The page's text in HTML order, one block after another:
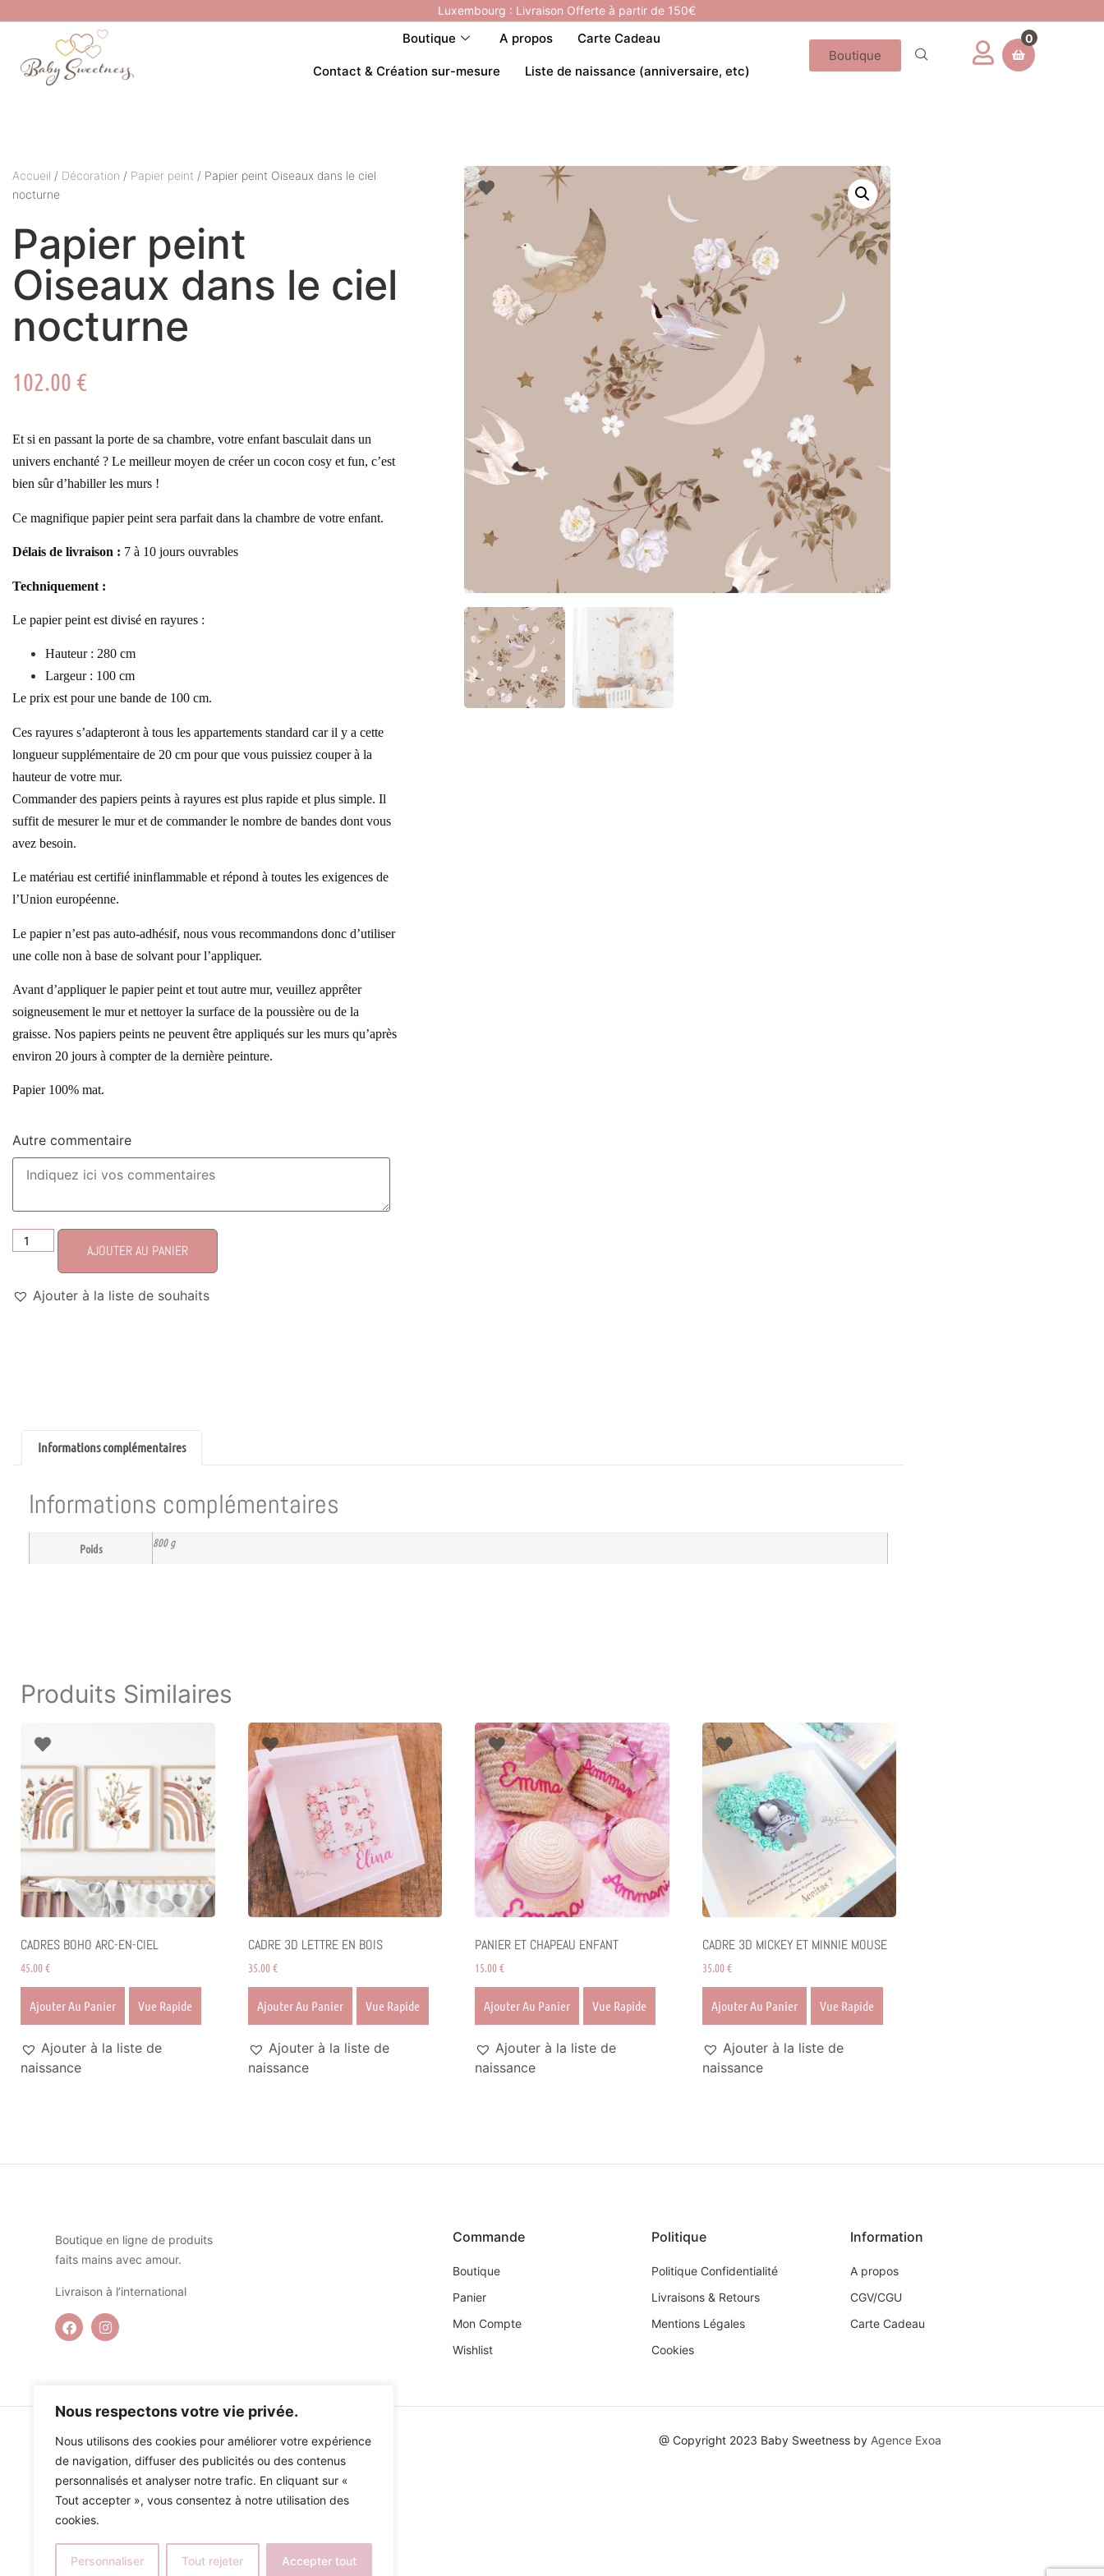
Nous respectons votre vie privée.
Nous utilisons des cookies pour améliorer votre expérience
de navigation, diffuser des publicités ou des contenus
personnalisés et analyser notre trafic. En cliquant sur «
Tout accepter », vous consentez à notre utilisation des
cookies.
Personnaliser Tout rejeter Accepter tout
Luxembourg : Livraison Offerte à partir de 150€
Boutique A propos Carte Cadeau
Contact & Création sur-mesure Liste de naissance (anniversaire, etc)
Boutique
0
Accueil / Décoration / Papier peint / Papier peint Oiseaux dans le ciel
nocturne
Papier peint
Oiseaux dans le ciel
nocturne
102.00 €
Et si en passant la porte de sa chambre, votre enfant basculait dans un
univers enchanté ? Le meilleur moyen de créer un cocon cosy et fun, c’est
bien sûr d’habiller les murs !
Ce magnifique papier peint sera parfait dans la chambre de votre enfant.
Délais de livraison : 7 à 10 jours ouvrables
Techniquement :
Le papier peint est divisé en rayures :
Hauteur : 280 cm
Largeur : 100 cm
Le prix est pour une bande de 100 cm.
Ces rayures s’adapteront à tous les appartements standard car il y a cette
longueur supplémentaire de 20 cm pour que vous puissiez couper à la
hauteur de votre mur.
Commander des papiers peints à rayures est plus rapide et plus simple. Il
suffit de mesurer le mur et de commander le nombre de bandes dont vous
avez besoin.
Le matériau est certifié ininflammable et répond à toutes les exigences de
l’Union européenne.
Le papier n’est pas auto-adhésif, nous vous recommandons donc d’utiliser
une colle non à base de solvant pour l’appliquer.
Avant d’appliquer le papier peint et tout autre mur, veuillez apprêter
soigneusement le mur et nettoyer la surface de la poussière ou de la
graisse. Nos papiers peints ne peuvent être appliqués sur les murs qu’après
environ 20 jours à compter de la dernière peinture.
Papier 100% mat.
Autre commentaire
AJOUTER AU PANIER
Ajouter à la liste de souhaits
Informations complémentaires
Informations complémentaires
Poids 800 g
Produits Similaires
CADRES BOHO ARC-EN-CIEL
45.00€
Ajouter Au Panier Vue Rapide
Ajouter à la liste de
naissance
CADRE 3D LETTRE EN BOIS
35.00€
Ajouter Au Panier Vue Rapide
Ajouter à la liste de
naissance
PANIER ET CHAPEAU ENFANT
15.00€
Ajouter Au Panier Vue Rapide
Ajouter à la liste de
naissance
CADRE 3D MICKEY ET MINNIE MOUSE
35.00€
Ajouter Au Panier Vue Rapide
Ajouter à la liste de
naissance
Boutique en ligne de produits
faits mains avec amour.
Livraison à l’international
Commande
Boutique
Panier
Mon Compte
Wishlist
Politique
Politique Confidentialité
Livraisons & Retours
Mentions Légales
Cookies
Information
A propos
CGV/CGU
Carte Cadeau
@ Copyright 2023 Baby Sweetness by Agence Exoa